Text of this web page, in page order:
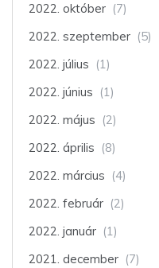
2022. október (7)
2022. szeptember (5)
2022. július (1)
2022. június (1)
2022. május (2)
2022. április (8)
2022. március (4)
2022. február (2)
2022. január (1)
2021. december (7)